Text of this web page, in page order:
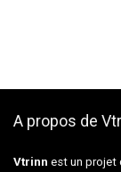
A propos de
Vtrinn est un projet